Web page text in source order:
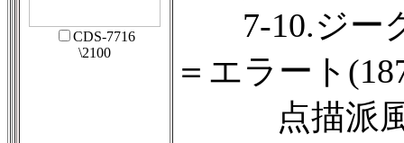
CDS-7716
\2100
7-10.ジー
＝エラート
点描派風組